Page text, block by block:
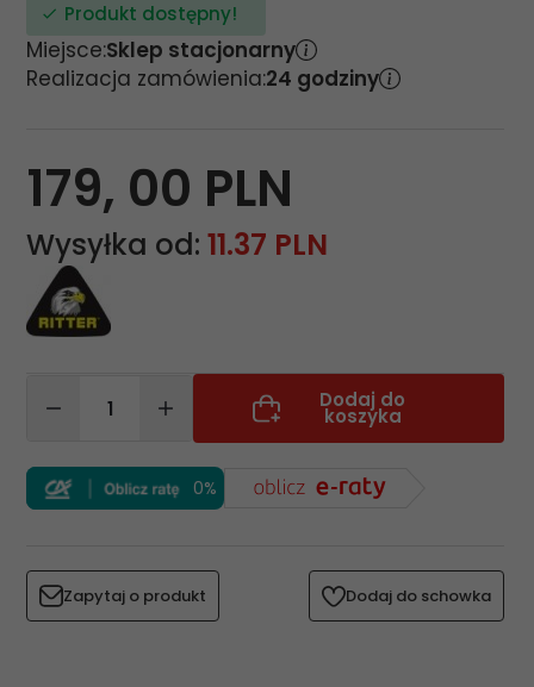
Produkt dostępny!
Miejsce:Sklep stacjonarny
Realizacja zamówienia:24 godziny
179, 00 PLN
Wysyłka od: 11.37 PLN
Dodaj do
koszyka
0%
Zapytaj o produkt Dodaj do schowka